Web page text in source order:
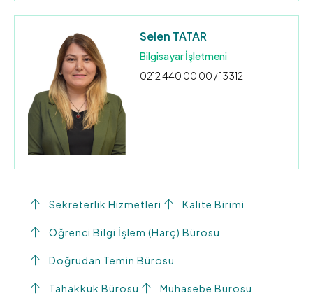
Selen TATAR
Bilgisayar İşletmeni
0212 440 00 00 / 13312
Sekreterlik Hizmetleri Kalite Birimi
Öğrenci Bilgi İşlem (Harç) Bürosu
Doğrudan Temin Bürosu
Tahakkuk Bürosu Muhasebe Bürosu